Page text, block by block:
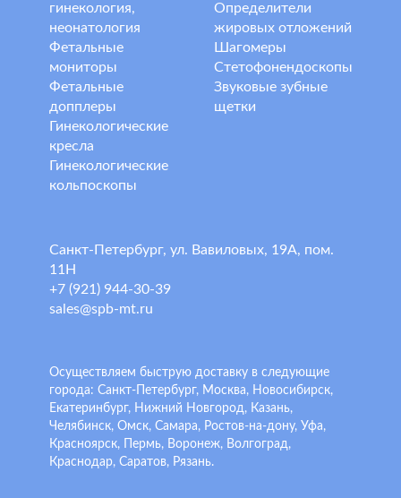
гинекология,
неонатология
Фетальные
мониторы
Фетальные
допплеры
Гинекологические
кресла
Гинекологические
кольпоскопы
Определители
жировых отложений
Шагомеры
Стетофонендоскопы
Звуковые зубные
щетки
Санкт-Петербург, ул. Вавиловых, 19А, пом.
11Н
+7 (921) 944-30-39
sales@spb-mt.ru
Осуществляем быструю доставку в следующие
города: Санкт-Петербург, Москва, Новосибирск,
Екатеринбург, Нижний Новгород, Казань,
Челябинск, Омск, Самара, Ростов-на-дону, Уфа,
Красноярск, Пермь, Воронеж, Волгоград,
Краснодар, Саратов, Рязань.